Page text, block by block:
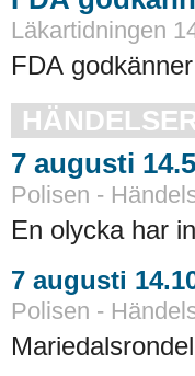
Läkartidningen
FDA
7 augusti
Polisen -
En olycka har
7 augusti
Polisen -